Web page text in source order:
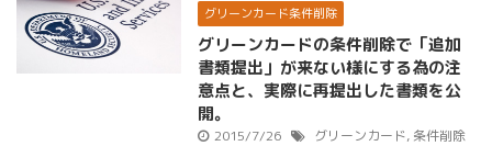
グリーンカード条件削除
グリーンカードの条件削除で「追加
書類提出」が来ない様にする為の注
意点と、実際に再提出した書類を公
開。
2015/7/26 グリーンカード, 条件削除